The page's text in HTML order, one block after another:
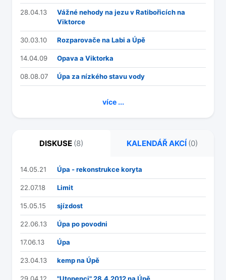
28.04.13
Vážné nehody na jezu v Ratibořicích na
Viktorce
30.03.10 Rozparovače na Labi a Úpě
14.04.09 Opava a Viktorka
08.08.07 Úpa za nízkého stavu vody
více ...
DISKUSE (8) KALENDÁŘ AKCÍ (0)
14.05.21 Úpa - rekonstrukce koryta
22.07.18 Limit
15.05.15 sjízdost
22.06.13 Úpa po povodni
17.06.13 Úpa
23.04.13 kemp na Úpě